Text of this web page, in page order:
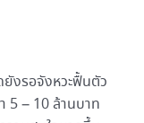
ยังรอจังหวะฟื้นตัว
5 – 10 ล้านบาท